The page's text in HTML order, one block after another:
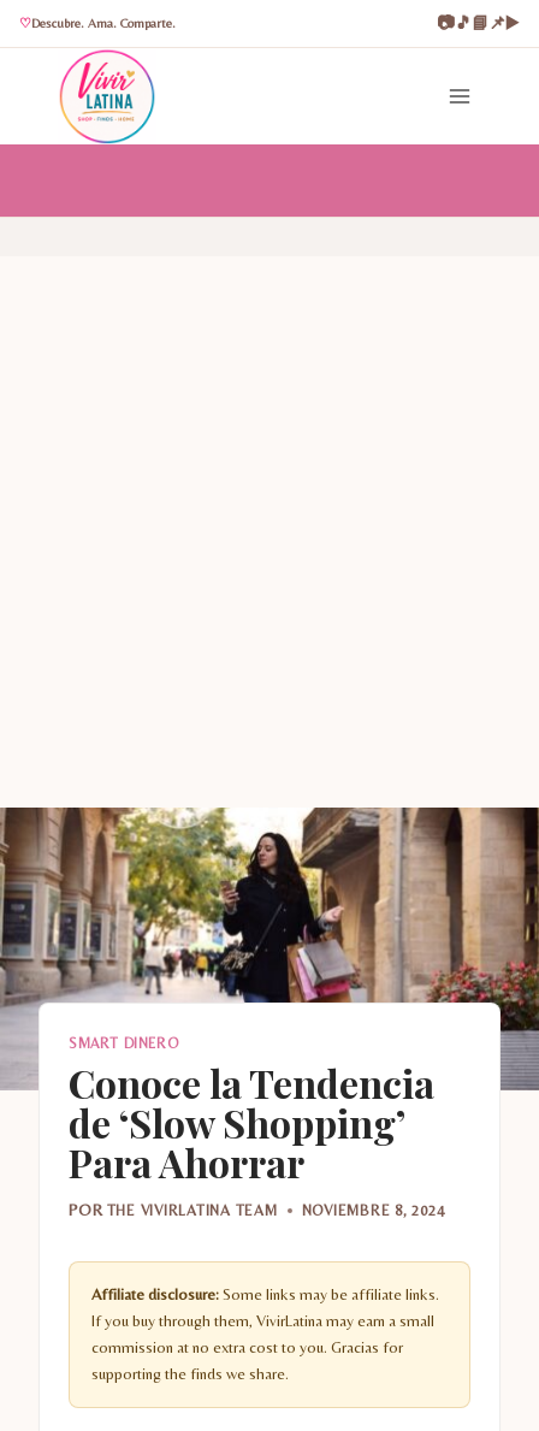
Descubre. Ama. Comparte. 📷🎵📘📌▶️
contenido
SMART DINERO
Conoce la Tendencia
de ‘Slow Shopping’
Para Ahorrar
POR THE VIVIRLATINA TEAM NOVIEMBRE 8, 2024
Affiliate disclosure: Some links may be affiliate links.
If you buy through them, VivirLatina may earn a small
commission at no extra cost to you. Gracias for
supporting the finds we share.